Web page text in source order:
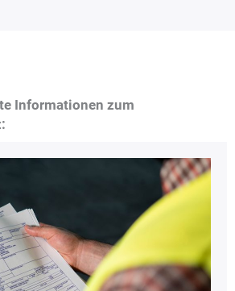
Informationen zum